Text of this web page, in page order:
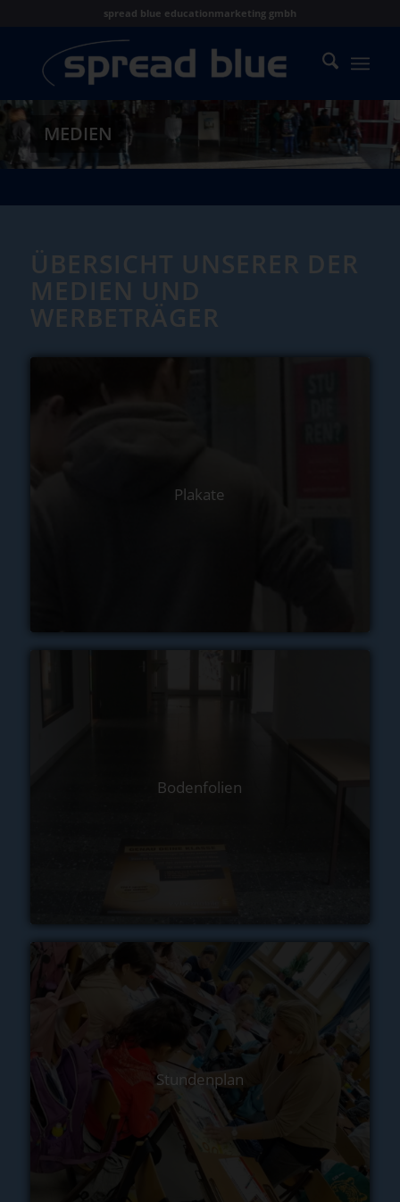
spread blue educationmarketing gmbh
MEDIEN
ÜBERSICHT UNSERER DER
MEDIEN UND
WERBETRÄGER
Plakate
Bodenfolien
Stundenplan